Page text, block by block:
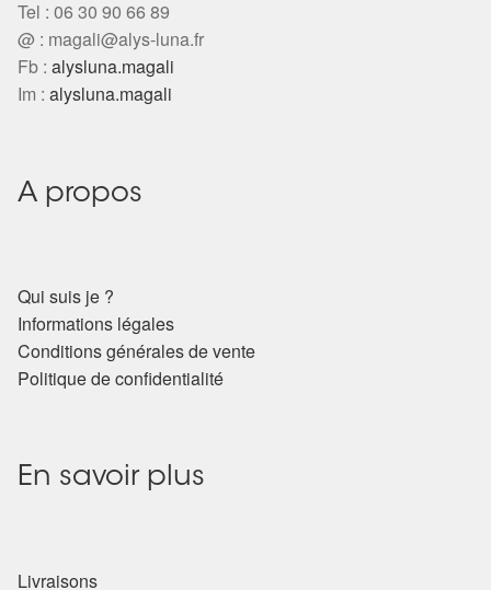
Tel : 06 30 90 66 89
@ : magali@alys-luna.fr
Fb : alysluna.magali
Im : alysluna.magali
A propos
Qui suis je ?
Informations légales
Conditions générales de vente
Politique de confidentialité
En savoir plus
Livraisons